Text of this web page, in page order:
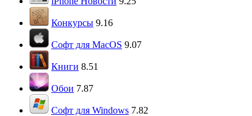
Конкурсы 9.16
Софт для MacOS 9.07
Книги 8.51
Обои 7.87
Софт для Windows 7.82